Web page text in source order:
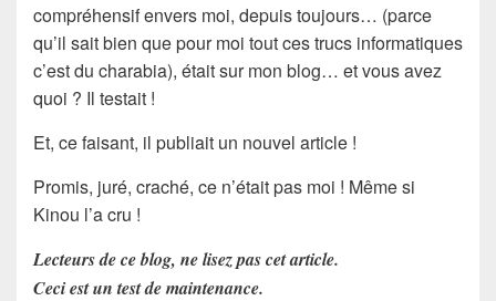
compréhensifenvers moi, depuis toujours… (parce
qu’il sait bien que pour moi tout ces trucs informatiques
c’est du charabia), était sur mon blog… et vous avez
quoi ? Il testait !
Et, ce faisant, il publiait un nouvel article !
Promis, juré, craché, ce n’était pas moi ! Même si
Kinou l’a cru !
Lecteurs de ce blog, ne lisez pas cet article.
Ceci est un test de maintenance.